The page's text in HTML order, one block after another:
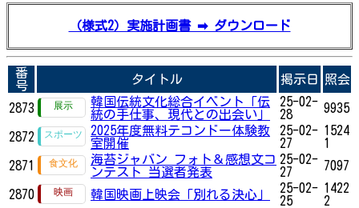
（様式2）実施計画書 ➡ ダウンロード
番
号
タイトル 掲示日 照会
2873
韓国伝統文化総合イベント「伝
統の手仕事、現代との出会い」
25-02-
28
9935
2872
2025年度無料テコンドー体験教
室開催
25-02-
27
1524
1
2871
海苔ジャバン フォト＆感想文コ
ンテスト 当選者発表
25-02-
27
7097
2870 韓国映画上映会「別れる決心」
25-02-
25
1422
2